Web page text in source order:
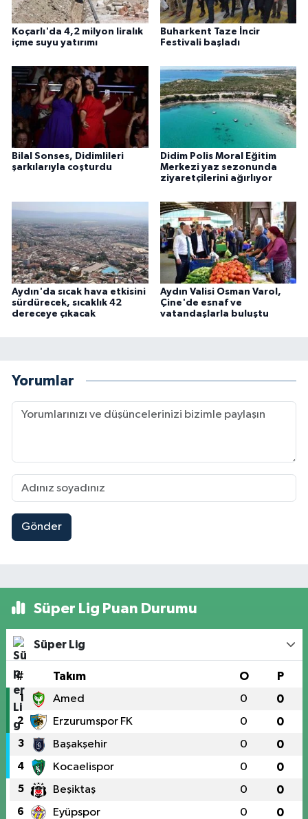
Koçarlı'da 4,2 milyon liralık
içme suyu yatırımı
Buharkent Taze İncir
Festivali başladı
Bilal Sonses, Didimlileri
şarkılarıyla coşturdu
Didim Polis Moral Eğitim
Merkezi yaz sezonunda
ziyaretçilerini ağırlıyor
Aydın'da sıcak hava etkisini
sürdürecek, sıcaklık 42
dereceye çıkacak
Aydın Valisi Osman Varol,
Çine'de esnaf ve
vatandaşlarla buluştu
Yorumlar
Gönder
Süper Lig Puan Durumu
Süper Lig
# Takım O P
1 Amed 0 0
2 Erzurumspor FK 0 0
3 Başakşehir 0 0
4 Kocaelispor 0 0
5 Beşiktaş 0 0
6 Eyüpspor 0 0